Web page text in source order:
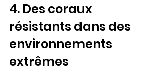
4. Des coraux
résistants dans des
environnements
extrêmes